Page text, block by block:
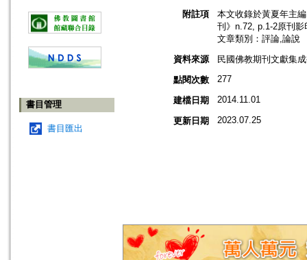
書目管理
書目匯出
附註項
本文收錄於黃夏年主
刊》n.72, p.1-2原刊影
文章類別：評論,論說
資料來源
民國佛教期刊文獻集
點閱次數
277
建檔日期 2014.11.01
更新日期 2023.07.25